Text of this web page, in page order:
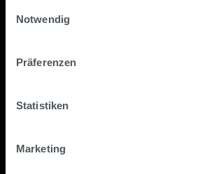
Notwendig
Präferenzen
Statistiken
Marketing